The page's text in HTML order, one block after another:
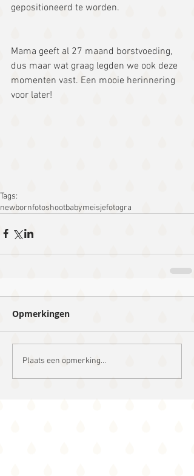
gepositioneerd te worden.
Mama geeft al 27 maand borstvoeding,
dus maar wat graag legden we ook deze
momenten vast. Een mooie herinnering
voor later!
Tags:
newbornfotoshootbabymeisjefotogra
Opmerkingen
Plaats een opmerking...